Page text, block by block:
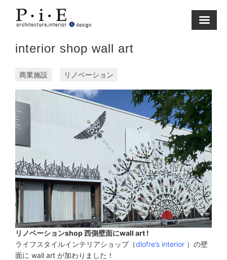
content
interior shop wall art
商業施設 リノベーション
リノベーションshop 西側壁面にwall art !
ライフスタイルインテリアショップ（dlofre’s interior ）の壁
面に wall art が加わりました！